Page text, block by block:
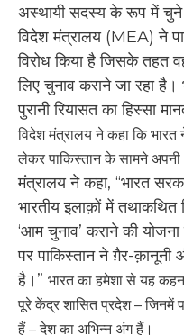
अस्थायी सदस्य के रूप में चुने
विदेश मंत्रालय (MEA) ने
विरोध किया है जिसके तहत
लिए चुनाव कराने जा रहा
पुरानी रियासत का हिस्सा
विदेश मंत्रालय ने कहा कि
लेकर पाकिस्तान के सामने अपनी
मंत्रालय ने कहा, “भारत
भारतीय इलाक़ों में
‘आम चुनाव’ कराने की
पर पाकिस्तान ने ग़ैर-
है।” भारत का हमेशा से यह
पूरे केंद्र शासित प्रदेश – जिनमें
हैं – देश का अभिन्न अंग हैं।